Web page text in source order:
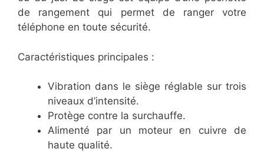
de rangement qui permet de ranger votre
téléphone en toute sécurité.
Caractéristiques principales :
Vibration dans le siège réglable sur trois
niveaux d’intensité.
Protège contre la surchauffe.
Alimenté par un moteur en cuivre de
haute qualité.